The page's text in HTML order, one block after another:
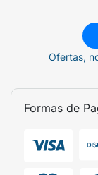
Ofertas,
Formas de